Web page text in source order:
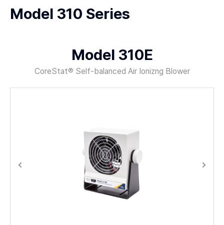
Model 310 Series
Model 310E
CoreStat® Self-balanced Air Ionizng Blower